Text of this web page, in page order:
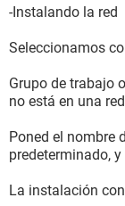
-Instalando la red
Seleccionamos
Grupo de trabajo
no está en una
Poned el nombre
predeterminado,
La instalación